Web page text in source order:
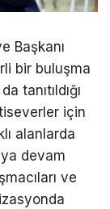
Başkanı
bir buluşma
tanıtıldığı
için
alanlarda
devam
ve